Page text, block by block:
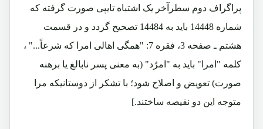
پراگراف دوم سطرآخر یک اشتباه تایپی صورت گرفته که
شماره 14448 باید به 14484 تصحیح گردد و در قسمت
هشتم ـ صفحه 3، فقره 7: "همگی اهالی امرا که شرعاً..." ،
کلمه "امرا" باید به "امرُد" (به معنی پسر نابالغ یا برهنه
صورت) تعویض و اصلاح شود؛ با تشکر از دوستانیکه مرا
متوجه این دو نقیصه ساختند.]